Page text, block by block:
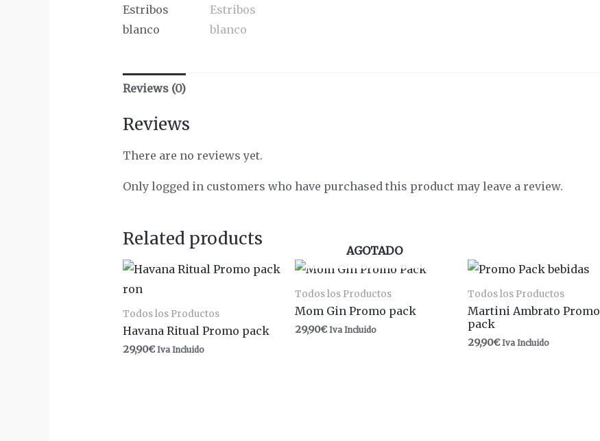
Reviews (0)
Reviews
There are no reviews yet.
Only logged in customers who have purchased this product may leave a review.
Related products
Todos los Productos
Havana Ritual Promo pack
29,90€ Iva Incluido
AGOTADO
Todos los Productos
Mom Gin Promo pack
29,90€ Iva Incluido
Todos los Productos
Martini Ambrato Promo
pack
29,90€ Iva Incluido